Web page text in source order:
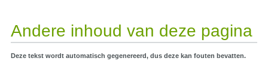
Andere inhoud van deze pagina
Deze tekst wordt automatisch gegenereerd, dus deze kan fouten bevatten.